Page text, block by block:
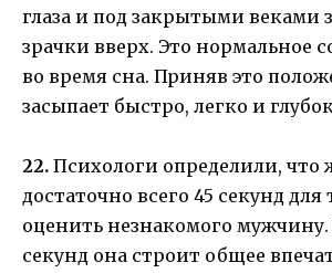
глаза и под закрытыми веками
зрачки вверх. Это нормальное
во время сна. Приняв это
засыпает быстро, легко и
22. Психологи определили,
достаточно всего 45 секунд для
оценить незнакомого мужчину.
секунд она строит общее